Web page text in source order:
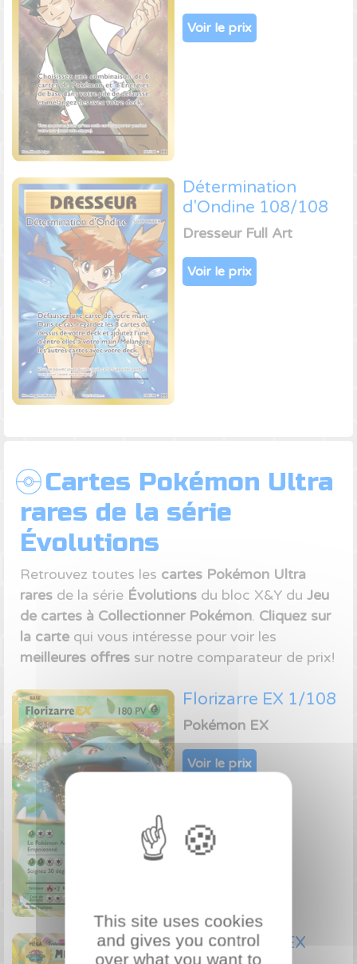
Voir le prix
Détermination
d'Ondine 108/108
Dresseur Full Art
Voir le prix
Cartes Pokémon Ultra
rares de la série
Évolutions
Retrouvez toutes les cartes Pokémon Ultra
rares de la série Évolutions du bloc X&Y du Jeu
de cartes à Collectionner Pokémon. Cliquez sur
la carte qui vous intéresse pour voir les
meilleures offres sur notre comparateur de prix!
Florizarre EX 1/108
Pokémon EX
Voir le prix
M-Florizarre EX
This site uses cookies
and gives you control
over what you want to